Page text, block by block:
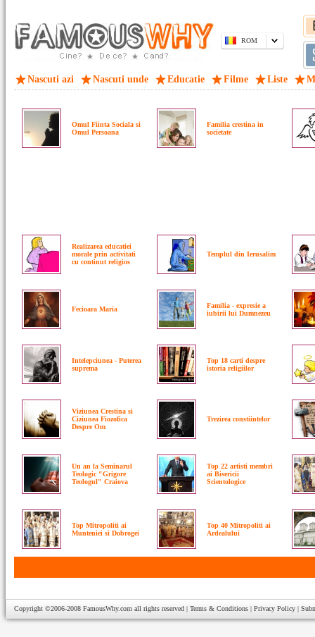
ROM
Nascuti azi Nascuti unde Educatie Filme Liste
Omul Fiinta Sociala si
Omul Persoana
Familia crestina in
societate
Realizarea educatiei
morale prin activitati
cu continut religios
Templul din Ierusalim
Fecioara Maria
Familia - expresie a
iubirii lui Dumnezeu
Intelepciunea - Puterea
suprema
Top 18 carti despre
istoria religiilor
Viziunea Crestina si
Ciziunea Fiozofica
Despre Om
Trezirea constiintelor
Un an la Seminarul
Teologic "Grigore
Teologul" Craiova
Top 22 artisti membri
ai Bisericii
Scientologice
Top Mitropoliti ai
Munteniei si Dobrogei
Top 40 Mitropoliti ai
Ardealului
Copyright ©2006-2008 FamousWhy.com all rights reserved | Terms & Conditions | Privacy Policy |